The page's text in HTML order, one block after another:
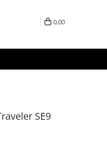
0,00
SE9